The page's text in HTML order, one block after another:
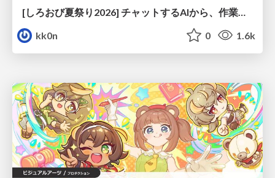
kk0n
0 1.6k